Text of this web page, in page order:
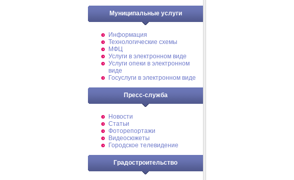
Муниципальные услуги
Информация
Технологические схемы
МФЦ
Услуги в электронном виде
Услуги опеки в электронном
виде
Госуслуги в электронном виде
Пресс-служба
Новости
Статьи
Фоторепортажи
Видеосюжеты
Городское телевидение
Градостроительство